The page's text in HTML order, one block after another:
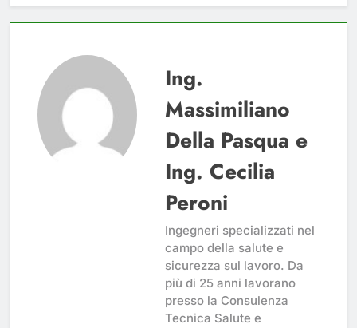
Ing.
Massimiliano
Della Pasqua e
Ing. Cecilia
Peroni
Ingegneri specializzati nel
campo della salute e
sicurezza sul lavoro. Da
più di 25 anni lavorano
presso la Consulenza
Tecnica Salute e